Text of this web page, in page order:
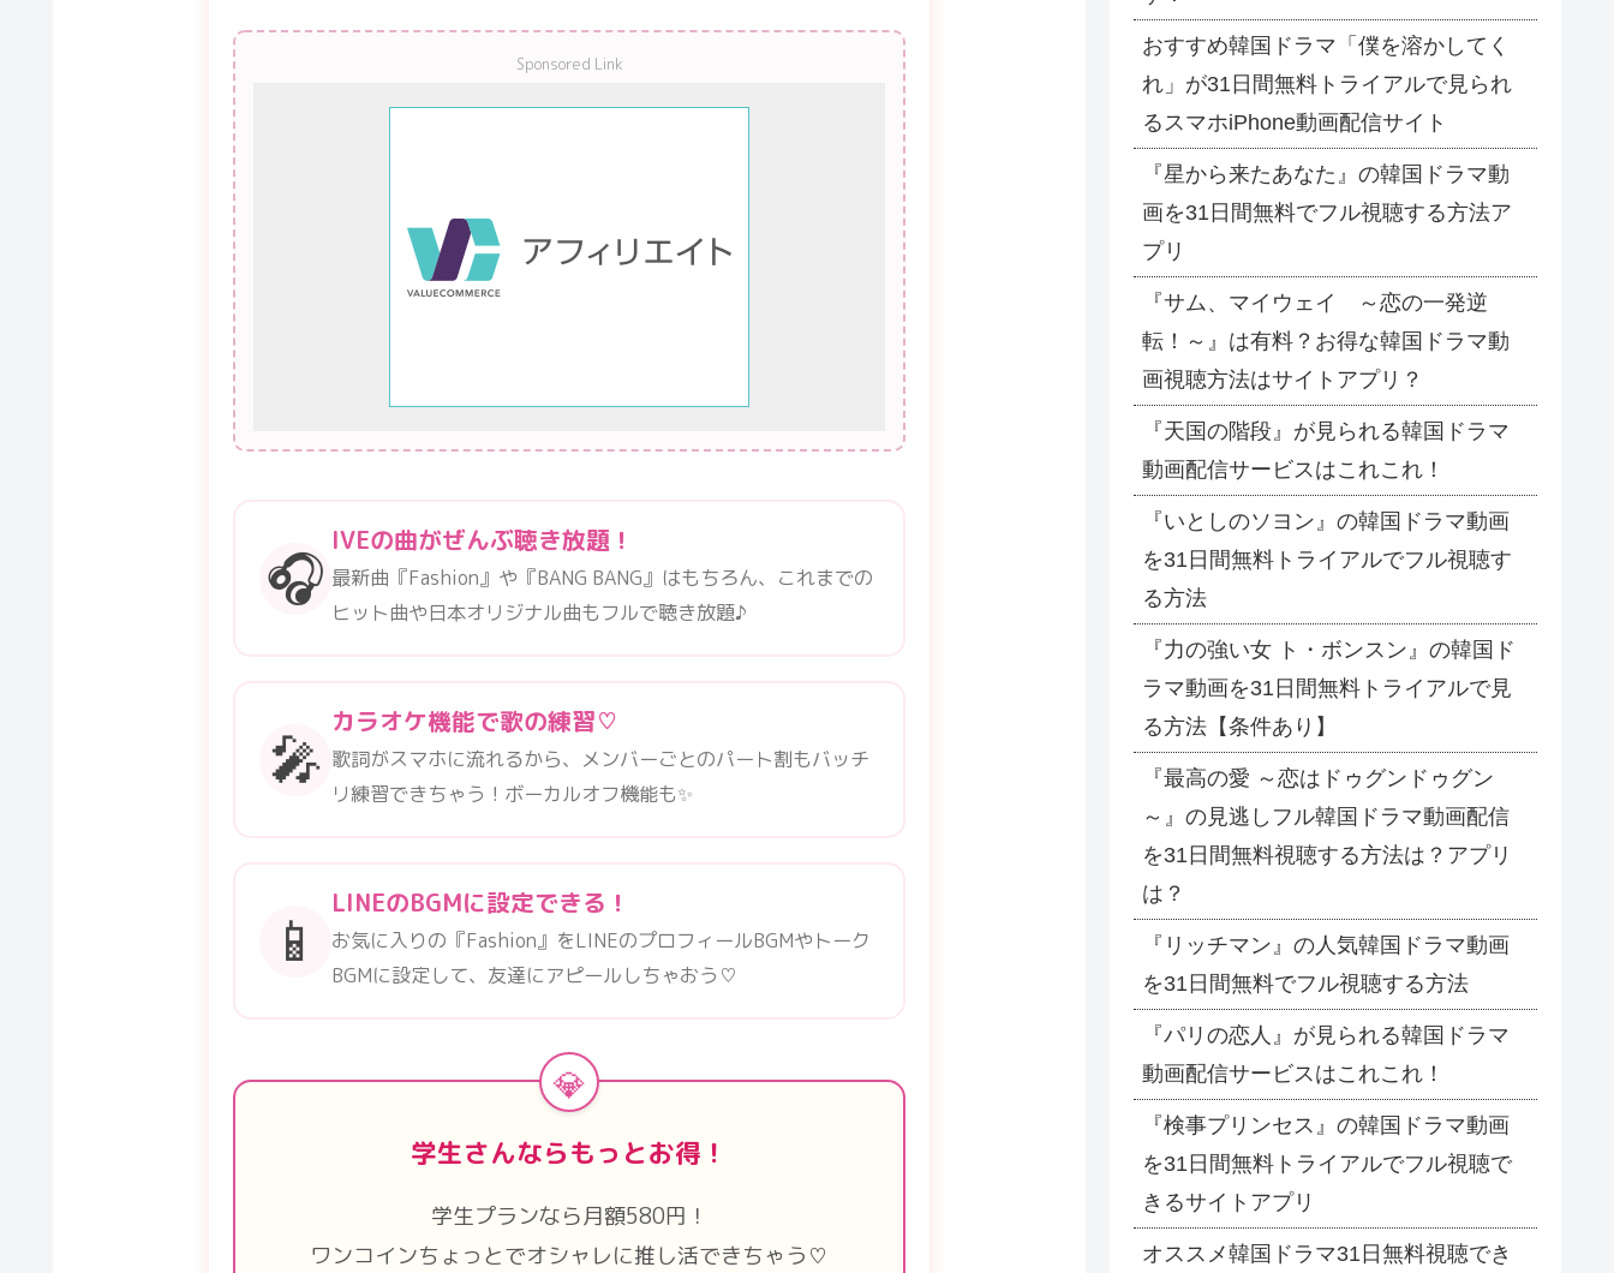
Sponsored Link
🎧
IVEの曲がぜんぶ聴き放題！
最新曲『Fashion』や『BANG BANG』はもちろん、これまでの
ヒット曲や日本オリジナル曲もフルで聴き放題♪
🎤
カラオケ機能で歌の練習♡
歌詞がスマホに流れるから、メンバーごとのパート割もバッチ
リ練習できちゃう！ボーカルオフ機能も✨
📱
LINEのBGMに設定できる！
お気に入りの『Fashion』をLINEのプロフィールBGMやトーク
BGMに設定して、友達にアピールしちゃおう♡
💎
学生さんならもっとお得！
学生プランなら月額580円！
ワンコインちょっとでオシャレに推し活できちゃう♡
おすすめ韓国ドラマ「僕を溶かしてく
れ」が31日間無料トライアルで見られ
るスマホiPhone動画配信サイト
『星から来たあなた』の韓国ドラマ動
画を31日間無料でフル視聴する方法ア
プリ
『サム、マイウェイ ～恋の一発逆
転！～』は有料？お得な韓国ドラマ動
画視聴方法はサイトアプリ？
『天国の階段』が見られる韓国ドラマ
動画配信サービスはこれこれ！
『いとしのソヨン』の韓国ドラマ動画
を31日間無料トライアルでフル視聴す
る方法
『力の強い女 ト・ボンスン』の韓国ド
ラマ動画を31日間無料トライアルで見
る方法【条件あり】
『最高の愛 ～恋はドゥグンドゥグン
～』の見逃しフル韓国ドラマ動画配信
を31日間無料視聴する方法は？アプリ
は？
『リッチマン』の人気韓国ドラマ動画
を31日間無料でフル視聴する方法
『パリの恋人』が見られる韓国ドラマ
動画配信サービスはこれこれ！
『検事プリンセス』の韓国ドラマ動画
を31日間無料トライアルでフル視聴で
きるサイトアプリ
オススメ韓国ドラマ31日無料視聴でき